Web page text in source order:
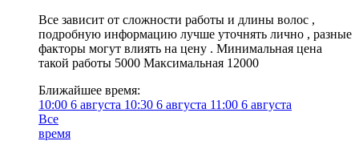
Все зависит от сложности работы и длины волос ,
подробную информацию лучше уточнять лично , разные
факторы могут влиять на цену . Минимальная цена
такой работы 5000 Максимальная 12000
Ближайшее время:
10:00 6 августа 10:30 6 августа 11:00 6 августа
Все
время